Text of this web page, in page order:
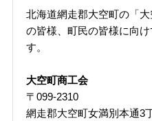
北海道網走郡大空町の「
の皆様、町民の皆様に向
す。
大空町商工会
〒099-2310
網走郡大空町女満別本通3